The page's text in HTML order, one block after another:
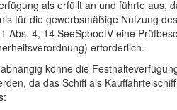
als erfüllt an und führte aus,
für die gewerbsmäßige Nutzung
Abs. 4, 14 SeeSpbootV eine
erforderlich.
könne die
da das Schiff als